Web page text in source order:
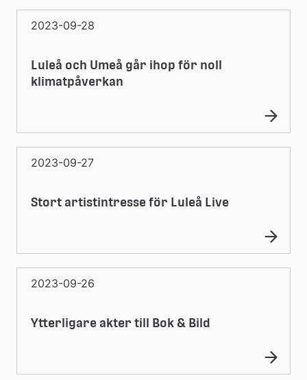
2023-09-28
Luleå och Umeå går ihop för noll
klimatpåverkan
2023-09-27
Stort artistintresse för Luleå Live
2023-09-26
Ytterligare akter till Bok & Bild